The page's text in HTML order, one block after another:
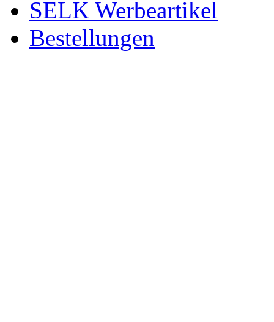
SELK Werbeartikel
Bestellungen